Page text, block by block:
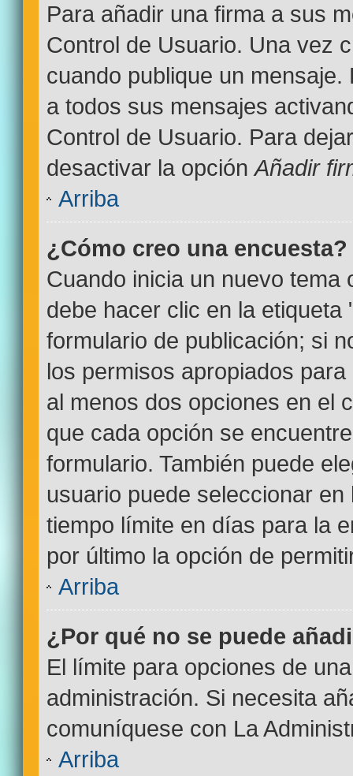
Para añadir una firma a sus
Control de Usuario. Una vez
cuando publique un
a todos sus mensajes
Control de Usuario. Para
desactivar la opciónAñadir
Arriba
¿Cómo creo una encuesta?
Cuando inicia un nuevo tema
debe hacer clic en la
formulario de publicación; si
los permisos apropiados
al menos dos opciones en el
que cada opción se
formulario. También puede
usuario puede seleccionar
tiempo límite en días para la
por último la opción de
Arriba
¿Por qué no se puede
El límite para opciones de
administración. Si necesita
comuníquese con La
Arriba